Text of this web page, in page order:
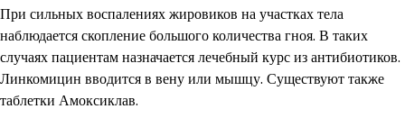
При сильных воспалениях жировиков на участках тела
наблюдается скопление большого количества гноя. В таких
случаях пациентам назначается лечебный курс из антибиотиков.
Линкомицин вводится в вену или мышцу. Существуют также
таблетки Амоксиклав.